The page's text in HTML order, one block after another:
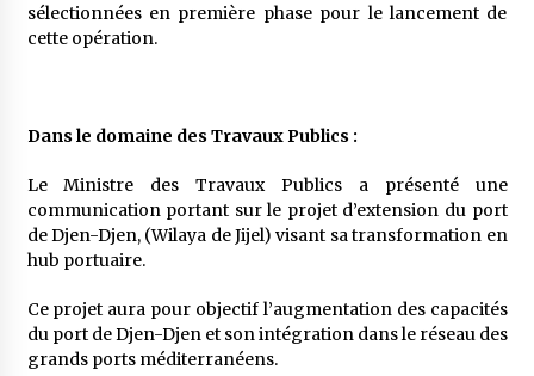
sélectionnées en première phase pour le lancement de
cette opération.
Dans le domaine des Travaux Publics :
Le Ministre des Travaux Publics a présenté une
communication portant sur le projet d’extension du port
de Djen-Djen, (Wilaya de Jijel) visant sa transformation en
hub portuaire.
Ce projet aura pour objectif l’augmentation des capacités
du port de Djen-Djen et son intégration dans le réseau des
grands ports méditerranéens.